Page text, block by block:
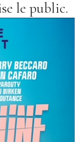
le public.